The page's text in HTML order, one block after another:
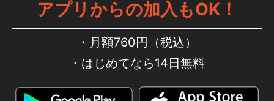
アプリからの加入もOK！
月額760円（税込）
はじめてなら14日無料